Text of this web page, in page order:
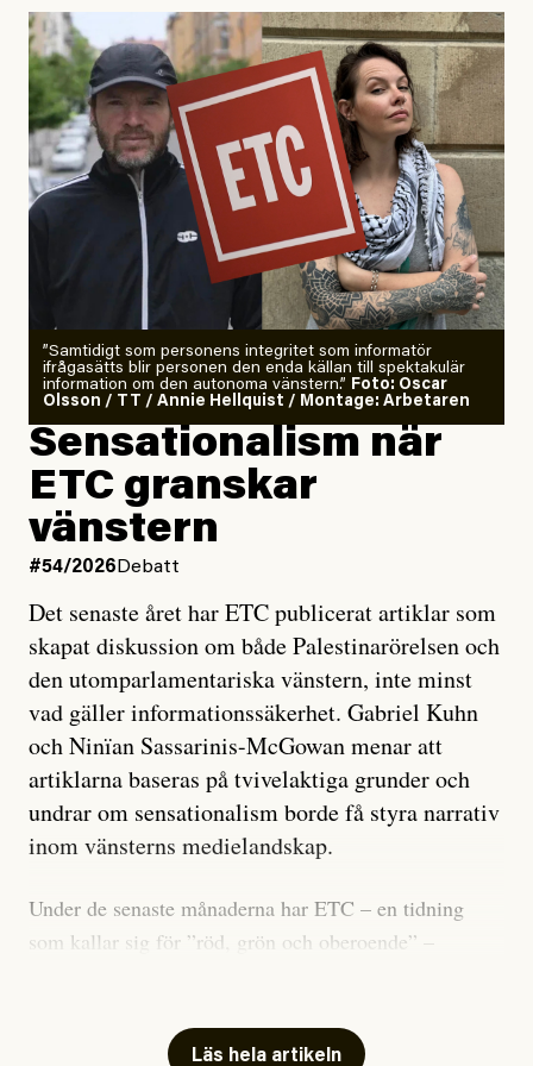
”Samtidigt som personens integritet som informatör
ifrågasätts blir personen den enda källan till spektakulär
information om den autonoma vänstern.” Foto: Oscar
Olsson / TT / Annie Hellquist / Montage: Arbetaren
Sensationalism när
ETC granskar
vänstern
#54/2026 Debatt
Det senaste året har ETC publicerat artiklar som
skapat diskussion om både Palestinarörelsen och
den utomparlamentariska vänstern, inte minst
vad gäller informationssäkerhet. Gabriel Kuhn
och Ninïan Sassarinis-McGowan menar att
artiklarna baseras på tvivelaktiga grunder och
undrar om sensationalism borde få styra narrativ
inom vänsterns medielandskap.
Under de senaste månaderna har ETC – en tidning
som kallar sig för ”röd, grön och oberoende” –
skriver för? Vad betyder det att vara en ”röd, grön och
Läs hela artikeln